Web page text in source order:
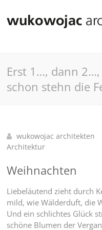
Erst 1…, dann
schon stehn die
wukowojac architekten
Architektur
Weihnachten
Liebeläutend zieht durch
mild, wie Wälderduft, die
Und ein schlichtes Glück
schöne Blumen der